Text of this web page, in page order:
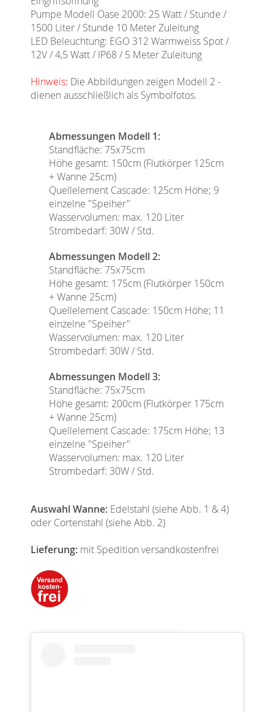
Pumpe Modell Oase 2000: 25 Watt / Stunde /
1500 Liter / Stunde 10 Meter Zuleitung
LED Beleuchtung: EGO 312 Warmweiss Spot /
12V / 4,5 Watt / IP68 / 5 Meter Zuleitung
Hinweis: Die Abbildungen zeigen Modell 2 -
dienen ausschließlich als Symbolfotos.
Abmessungen Modell 1:
Standfläche: 75x75cm
Höhe gesamt: 150cm (Flutkörper 125cm
+ Wanne 25cm)
Quellelement Cascade: 125cm Höhe; 9
einzelne "Speiher"
Wasservolumen: max. 120 Liter
Strombedarf: 30W / Std.
Abmessungen Modell 2:
Standfläche: 75x75cm
Höhe gesamt: 175cm (Flutkörper 150cm
+ Wanne 25cm)
Quellelement Cascade: 150cm Höhe; 11
einzelne "Speiher"
Wasservolumen: max. 120 Liter
Strombedarf: 30W / Std.
Abmessungen Modell 3:
Standfläche: 75x75cm
Höhe gesamt: 200cm (Flutkörper 175cm
+ Wanne 25cm)
Quellelement Cascade: 175cm Höhe; 13
einzelne "Speiher"
Wasservolumen: max. 120 Liter
Strombedarf: 30W / Std.
Auswahl Wanne: Edelstahl (siehe Abb. 1 & 4)
oder Cortenstahl (siehe Abb. 2)
Lieferung: mit Spedition versandkostenfrei